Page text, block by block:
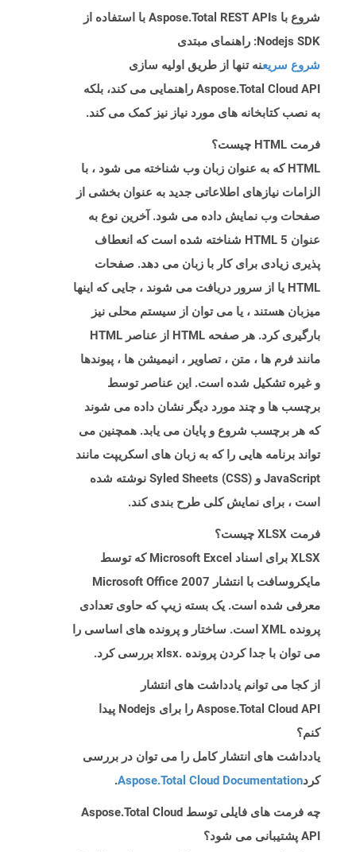
شروع با Aspose.Total REST APIs با استفاده از
Nodejs SDK: راهنمای مبتدی
شروع سریعنه تنها از طریق اولیه سازی
Aspose.Total Cloud API راهنمایی می کند، بلکه
به نصب کتابخانه های مورد نیاز نیز کمک می کند.
فرمت HTML چیست؟
HTML که به عنوان زبان وب شناخته می شود ، با
الزامات نیازهای اطلاعاتی جدید به عنوان بخشی از
صفحات وب نمایش داده می شود. آخرین نوع به
عنوان HTML 5 شناخته شده است که انعطاف
پذیری زیادی برای کار با زبان می دهد. صفحات
HTML یا از سرور دریافت می شوند ، جایی که اینها
میزبان هستند ، یا می توان از سیستم محلی نیز
بارگیری کرد. هر صفحه HTML از عناصر HTML
مانند فرم ها ، متن ، تصاویر ، انیمیشن ها ، پیوندها
و غیره تشکیل شده است. این عناصر توسط
برچسب ها و چند مورد دیگر نشان داده می شوند
که هر برچسب شروع و پایان می یابد. همچنین می
تواند برنامه هایی را که به زبان های اسکریپت مانند
JavaScript و Syled Sheets (CSS) نوشته شده
است ، برای نمایش کلی طرح بندی کند.
فرمت XLSX چیست؟
XLSX برای اسناد Microsoft Excel که توسط
مایکروسافت با انتشار Microsoft Office 2007
معرفی شده است. یک بسته زیپ که حاوی تعدادی
پرونده XML است. ساختار و پرونده های اساسی را
می توان با جدا کردن پرونده .xlsx بررسی کرد.
از کجا می توانم یادداشت های انتشار
Aspose.Total Cloud API را برای Nodejs پیدا
کنم؟
یادداشت های انتشار کامل را می توان در بررسی
کردAspose.Total Cloud Documentation
.
چه فرمت های فایلی توسط Aspose.Total Cloud
API پشتیبانی می شود؟